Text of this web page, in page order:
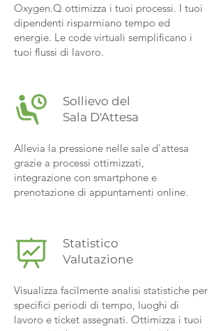
Oxygen.Q ottimizza i tuoi processi. I tuoi
dipendenti risparmiano tempo ed
energie. Le code virtuali semplificano i
tuoi flussi di lavoro.
Sollievo del
Sala D'Attesa
Allevia la pressione nelle sale d'attesa
grazie a processi ottimizzati,
integrazione con smartphone e
prenotazione di appuntamenti online.
Statistico
Valutazione
Visualizza facilmente analisi statistiche per
specifici periodi di tempo, luoghi di
lavoro e ticket assegnati. Ottimizza i tuoi